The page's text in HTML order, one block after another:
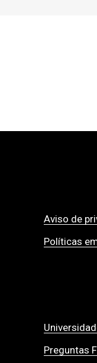
Aviso de
Políticas
Preguntas